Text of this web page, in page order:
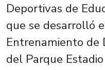
Deportivas de
que se desarrolló
Entrenamiento de
del Parque